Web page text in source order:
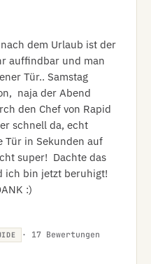
dem Urlaub ist der
auffindbar und man
Tür.. Samstag
naja der Abend
den Chef von Rapid
schnell da, echt
in Sekunden auf
super!  Dachte das
ich bin jetzt beruhigt!
:)
· 17 Bewertungen